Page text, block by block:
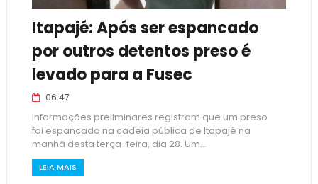
Itapajé: Após ser espancado
por outros detentos preso é
levado para a Fusec
06:47
Informações preliminares registram que um preso
foi espancado na cadeia pública de Itapajé na
manhã desta terça-feira, dia 28. Um...
LEIA MAIS